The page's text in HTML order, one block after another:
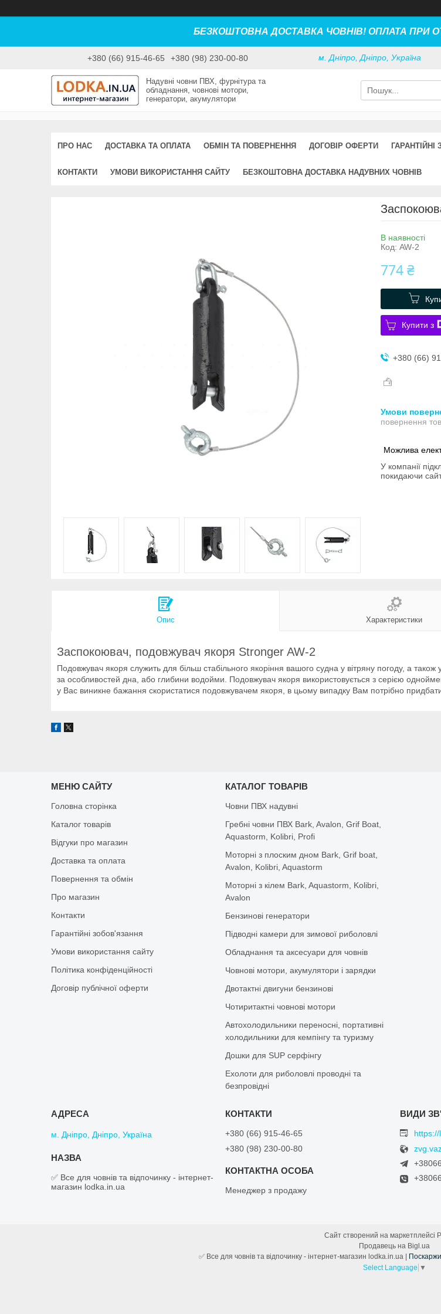
БЕЗКОШТОВНА ДОСТАВКА ЧОВНІВ! ОПЛАТА ПРИ
+380 (66) 915-46-65 +380 (98) 230-00-80 м. Дніпро, Дніпро, Україна
Надувні човни ПВХ, фурнітура та
обладнання, човнові мотори,
генератори, акумулятори
ПРО НАС ДОСТАВКА ТА ОПЛАТА ОБМІН ТА ПОВЕРНЕННЯ ДОГОВІР ОФЕРТИ
КОНТАКТИ УМОВИ ВИКОРИСТАННЯ САЙТУ БЕЗКОШТОВНА ДОСТАВКА НАДУВНИХ ЧОВНІВ
В наявності
Код: AW-2
774 ₴
Купити з
+380 (66)
повернення
У компанії
покидаючи
Опис Характеристики
Заспокоювач, подовжувач якоря Stronger AW-2
Подовжувач якоря служить для більш стабільного якоріння вашого судна у вітряну погоду, а
за особливостей дна, або глибини водойми. Подовжувач якоря використовується з серією
у Вас виникне бажання скористатися подовжувачем якоря, в цьому випадку Вам потрібно
МЕНЮ САЙТУ
Головна сторінка
Каталог товарів
Відгуки про магазин
Доставка та оплата
Повернення та обмін
Про магазин
Контакти
Гарантійні зобов'язання
Умови використання сайту
Політика конфіденційності
Договір публічної оферти
КАТАЛОГ ТОВАРІВ
Човни ПВХ надувні
Гребні човни ПВХ Bark, Avalon, Grif Boat,
Aquastorm, Kolibri, Profi
Моторні з плоским дном Bark, Grif boat,
Avalon, Kolibri, Aquastorm
Моторні з кілем Bark, Aquastorm, Kolibri,
Avalon
Бензинові генератори
Підводні камери для зимової риболовлі
Обладнання та аксесуари для човнів
Човнові мотори, акумулятори і зарядки
Двотактні двигуни бензинові
Чотиритактні човнові мотори
Автохолодильники переносні, портативні
холодильники для кемпінгу та туризму
Дошки для SUP серфінгу
Ехолоти для риболовлі проводні та
безпровідні
м. Дніпро, Дніпро, Україна
✅ Все для човнів та відпочинку - інтернет-
магазин lodka.in.ua
+380 (66) 915-46-65
+380 (98) 230-00-80
Менеджер з продажу
Сайт створений на маркетплейсі
Продавець на Bigl.ua
Select Language ▼